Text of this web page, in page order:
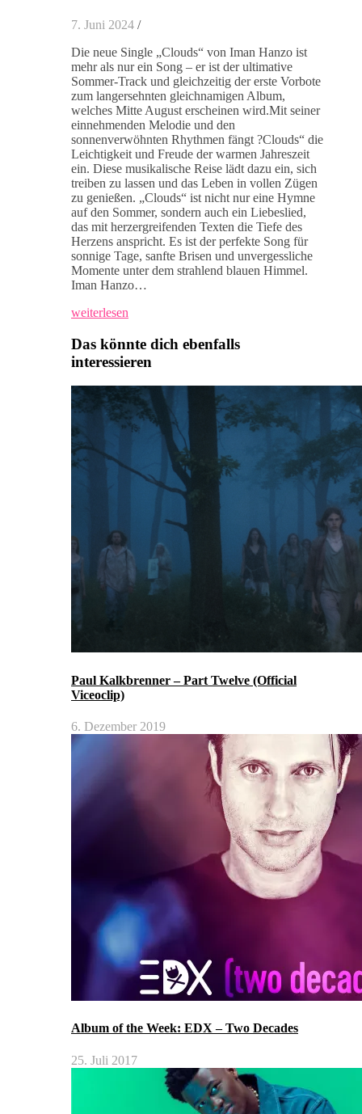
7. Juni 2024 /
Die neue Single „Clouds“ von Iman Hanzo ist
mehr als nur ein Song – er ist der ultimative
Sommer-Track und gleichzeitig der erste Vorbote
zum langersehnten gleichnamigen Album,
welches Mitte August erscheinen wird.Mit seiner
einnehmenden Melodie und den
sonnenverwöhnten Rhythmen fängt ?Clouds“ die
Leichtigkeit und Freude der warmen Jahreszeit
ein. Diese musikalische Reise lädt dazu ein, sich
treiben zu lassen und das Leben in vollen Zügen
zu genießen. „Clouds“ ist nicht nur eine Hymne
auf den Sommer, sondern auch ein Liebeslied,
das mit herzergreifenden Texten die Tiefe des
Herzens anspricht. Es ist der perfekte Song für
sonnige Tage, sanfte Brisen und unvergessliche
Momente unter dem strahlend blauen Himmel.
Iman Hanzo…
weiterlesen
Das könnte dich ebenfalls
interessieren
Paul Kalkbrenner – Part Twelve (Official
Viceoclip)
6. Dezember 2019
Album of the Week: EDX – Two Decades
25. Juli 2017